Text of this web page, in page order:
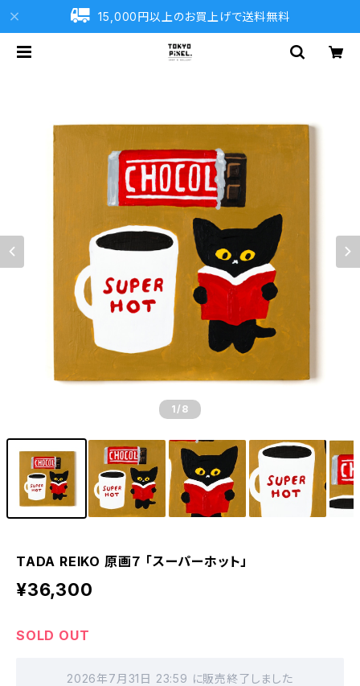
15,000円以上のお買上げで送料無料
1 /8
TADA REIKO 原画７ 「スーパーホット」
¥36,300
SOLD OUT
2026年7月31日 23:59 に販売終了しました